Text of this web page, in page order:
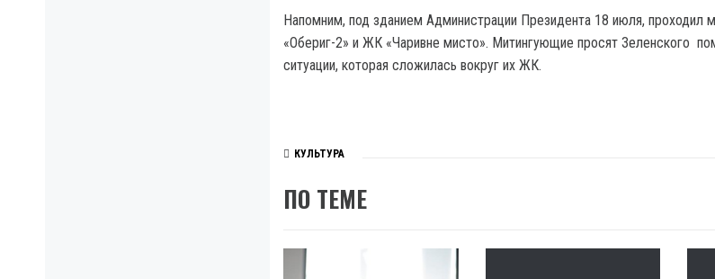
Напомним, под зданием Администрации Президента 18 июля, проходил
«Обериг-2» и ЖК «Чаривне мисто». Митингующие просят Зеленского
ситуации, которая сложилась вокруг их ЖК.
КУЛЬТУРА
ПО ТЕМЕ